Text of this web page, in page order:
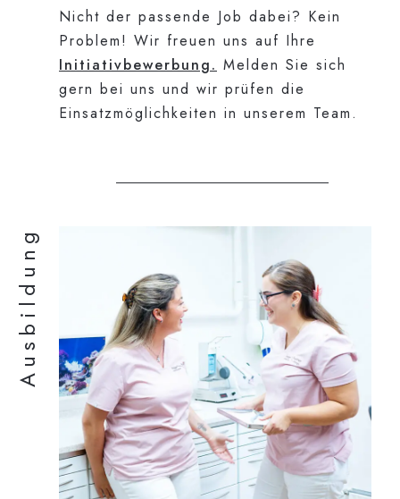
Nicht der passende Job dabei? Kein
Problem! Wir freuen uns auf Ihre
Initiativbewerbung. Melden Sie sich
gern bei uns und wir prüfen die
Einsatzmöglichkeiten in unserem Team.
Ausbildung